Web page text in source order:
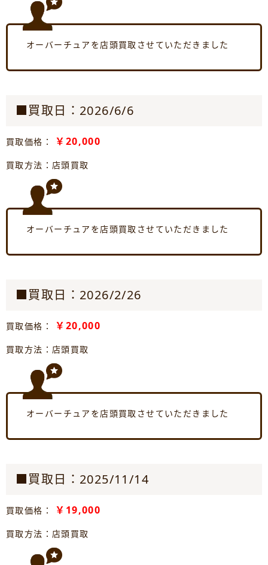
オーバーチュアを店頭買取させていただきました
■買取日：2026/6/6
買取価格： ￥20,000
買取方法：店頭買取
オーバーチュアを店頭買取させていただきました
■買取日：2026/2/26
買取価格： ￥20,000
買取方法：店頭買取
オーバーチュアを店頭買取させていただきました
■買取日：2025/11/14
買取価格： ￥19,000
買取方法：店頭買取